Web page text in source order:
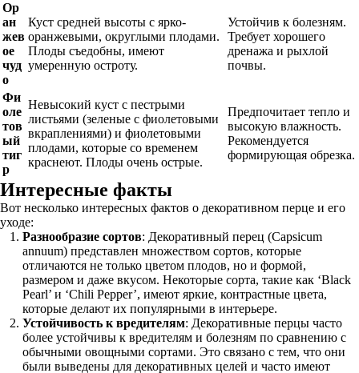
Ор
ан
жев
ое
чуд
о
Куст средней высоты с ярко-
оранжевыми, округлыми плодами.
Плоды съедобны, имеют
умеренную остроту.
Устойчив к болезням.
Требует хорошего
дренажа и рыхлой
почвы.
Фи
оле
тов
ый
тиг
р
Невысокий куст с пестрыми
листьями (зеленые с фиолетовыми
вкраплениями) и фиолетовыми
плодами, которые со временем
краснеют. Плоды очень острые.
Предпочитает тепло и
высокую влажность.
Рекомендуется
формирующая обрезка.
Интересные факты
Вот несколько интересных фактов о декоративном перце и его
уходе:
Разнообразие сортов: Декоративный перец (Capsicum
annuum) представлен множеством сортов, которые
отличаются не только цветом плодов, но и формой,
размером и даже вкусом. Некоторые сорта, такие как ‘Black
Pearl’ и ‘Chili Pepper’, имеют яркие, контрастные цвета,
которые делают их популярными в интерьере.
Устойчивость к вредителям: Декоративные перцы часто
более устойчивы к вредителям и болезням по сравнению с
обычными овощными сортами. Это связано с тем, что они
были выведены для декоративных целей и часто имеют